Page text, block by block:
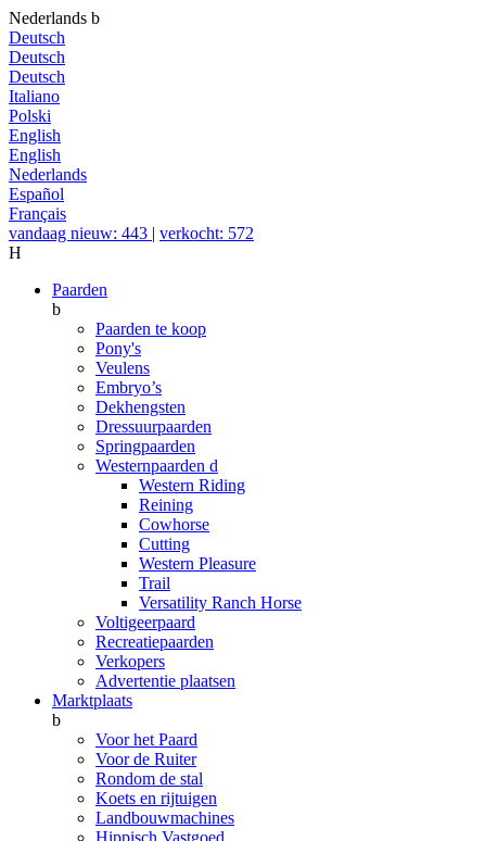
Nederlands b
Deutsch
Deutsch
Deutsch
Italiano
Polski
English
English
Nederlands
Español
Français
vandaag nieuw: 443 | verkocht: 572
H
Paarden
b
Paarden te koop
Pony's
Veulens
Embryo’s
Dekhengsten
Dressuurpaarden
Springpaarden
Westernpaarden d
Western Riding
Reining
Cowhorse
Cutting
Western Pleasure
Trail
Versatility Ranch Horse
Voltigeerpaard
Recreatiepaarden
Verkopers
Advertentie plaatsen
Marktplaats
b
Voor het Paard
Voor de Ruiter
Rondom de stal
Koets en rijtuigen
Landbouwmachines
Hippisch Vastgoed